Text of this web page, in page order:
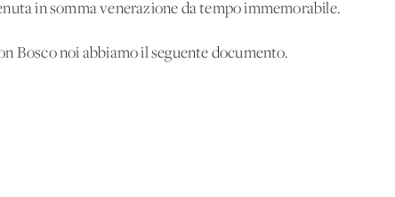
in somma venerazione da tempo immemorabile.
Bosco noi abbiamo il seguente documento.